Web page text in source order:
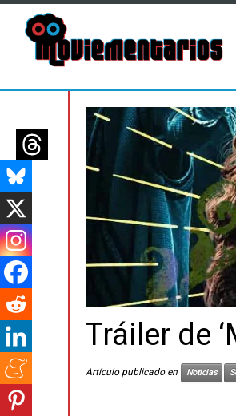
contenido
Tráiler de
Artículo publicado en Noticias